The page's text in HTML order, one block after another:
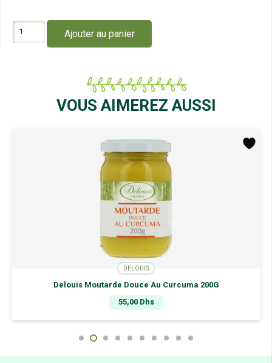
Ajouter au panier
VOUS AIMEREZ AUSSI
DELOUIS
Delouis Moutarde Douce Au Curcuma 200G
55,00 Dhs